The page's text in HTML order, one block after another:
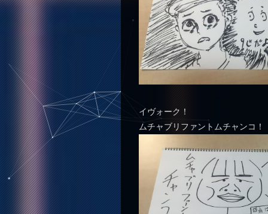
イヴォーク！
ムチャブリファントムチャンコ！